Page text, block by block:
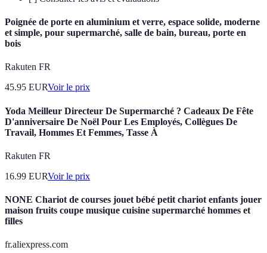
Poignée de porte en aluminium et verre, espace solide, moderne
et simple, pour supermarché, salle de bain, bureau, porte en
bois
Rakuten FR
45.95 EURVoir le prix
Yoda Meilleur Directeur De Supermarché ? Cadeaux De Fête
D'anniversaire De Noël Pour Les Employés, Collègues De
Travail, Hommes Et Femmes, Tasse À
Rakuten FR
16.99 EURVoir le prix
NONE Chariot de courses jouet bébé petit chariot enfants jouer
maison fruits coupe musique cuisine supermarché hommes et
filles
fr.aliexpress.com